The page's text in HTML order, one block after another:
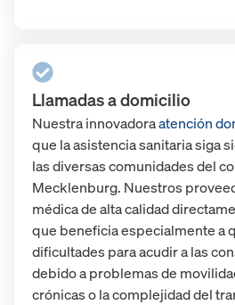
Llamadas a domicilio
Nuestra innovadoraatención
que la asistencia sanitaria siga
las diversas comunidades del
Mecklenburg. Nuestros
médica de alta calidad
que beneficia especialmente a
dificultades para acudir a las
debido a problemas de
crónicas o la complejidad del